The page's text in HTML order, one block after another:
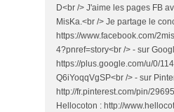
D<br /> J'aime les pages FB
MisKa.<br /> Je partage le
https://www.facebook.com/
4?pnref=story<br /> - sur
https://plus.google.com/u/0/
Q6iYoqqVgSP<br /> - sur
http://fr.pinterest.com/pin/
Hellocoton : http://